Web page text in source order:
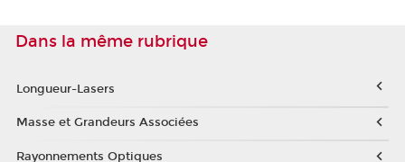
Dans la même rubrique
Longueur-Lasers
Masse et Grandeurs Associées
Rayonnements Optiques